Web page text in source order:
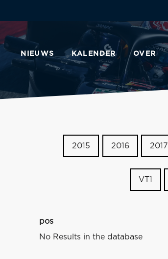
NIEUWS KALENDER OVER
2015 2016 2017
VT1
pos
No Results in the database